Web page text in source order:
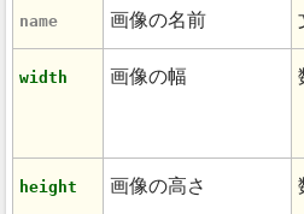
name 画像の名前
width 画像の幅
height 画像の高さ